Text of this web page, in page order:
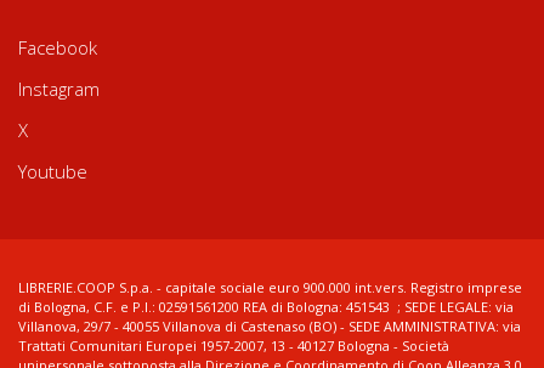
Facebook
Instagram
X
Youtube
LIBRERIE.COOP S.p.a. - capitale sociale euro 900.000 int.vers. Registro imprese
di Bologna, C.F. e P.I.: 02591561200 REA di Bologna: 451543 ; SEDE LEGALE: via
Villanova, 29/7 - 40055 Villanova di Castenaso (BO) - SEDE AMMINISTRATIVA: via
Trattati Comunitari Europei 1957-2007, 13 - 40127 Bologna - Società